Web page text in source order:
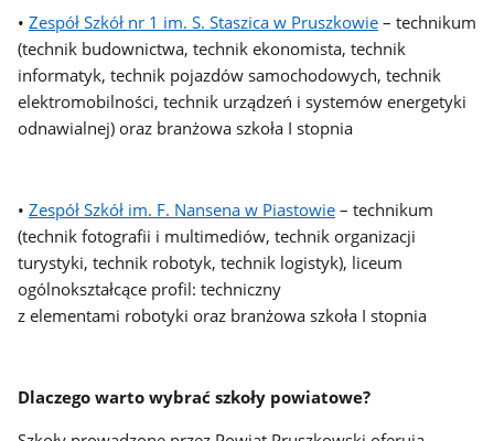
• Zespół Szkół nr 1 im. S. Staszica w Pruszkowie– technikum
(technik budownictwa, technik ekonomista, technik
informatyk, technik pojazdów samochodowych, technik
elektromobilności, technik urządzeń i systemów energetyki
odnawialnej) oraz branżowa szkoła I stopnia
• Zespół Szkół im. F. Nansena w Piastowie– technikum
(technik fotografii i multimediów, technik organizacji
turystyki, technik robotyk, technik logistyk), liceum
ogólnokształcące profil: techniczny
z elementami robotyki oraz branżowa szkoła I stopnia
Dlaczego warto wybrać szkoły powiatowe?